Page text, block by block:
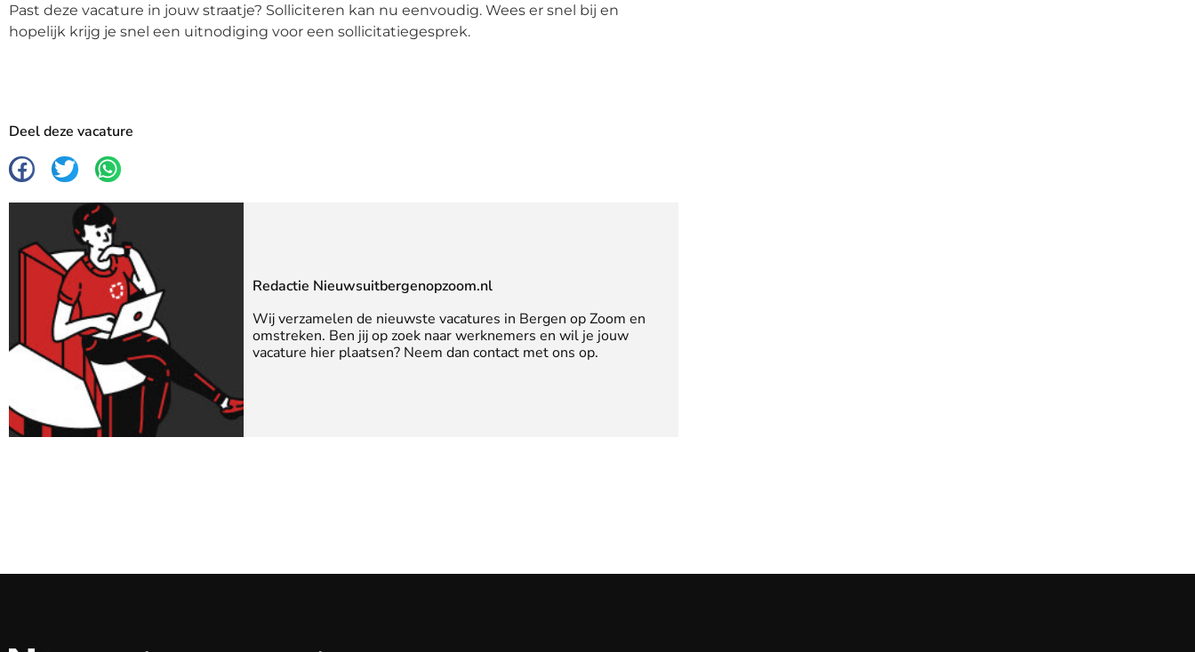
Past deze vacature in jouw straatje? Solliciteren kan nu eenvoudig. Wees er snel bij en
hopelijk krijg je snel een uitnodiging voor een sollicitatiegesprek.
Deel deze vacature
Redactie Nieuwsuitbergenopzoom.nl
Wij verzamelen de nieuwste vacatures in Bergen op Zoom en
omstreken. Ben jij op zoek naar werknemers en wil je jouw
vacature hier plaatsen? Neem dan contact met ons op.